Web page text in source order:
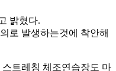
밝혔다.
로 발생하는것에 착안해
트레칭 체조연습장도 마